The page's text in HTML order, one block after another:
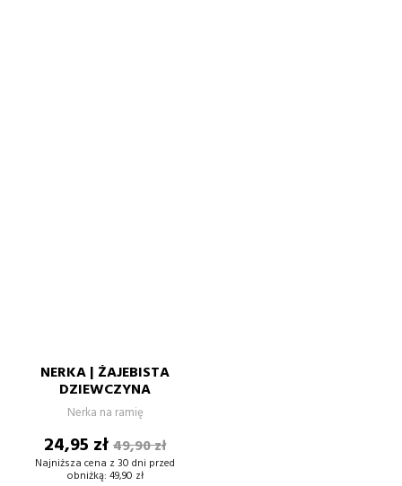
NERKA | ŻAJEBISTA
DZIEWCZYNA
Nerka na ramię
Cena
24,95 złCena
podstawowa
49,90 zł
Najniższa cena z 30 dni przed
obniżką: 49,90 zł